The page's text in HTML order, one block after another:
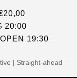
20:00
19:30
| Straight-ahead